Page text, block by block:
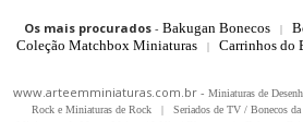
Os mais procurados- Bakugan Bonecos |
Coleção Matchbox Miniaturas
| Carrinhos do
www.arteemminiaturas.com.br - Miniaturas de
Rock e Miniaturas de Rock
| Seriados de TV / Bonecos